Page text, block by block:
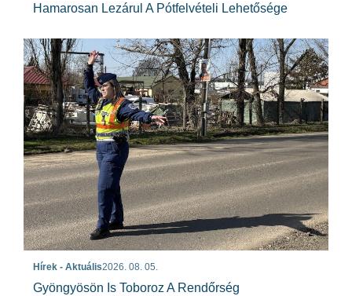
Hamarosan Lezárul A Pótfelvételi Lehetősége
Hírek - Aktuális2026. 08. 05.
Gyöngyösön Is Toboroz A Rendőrség